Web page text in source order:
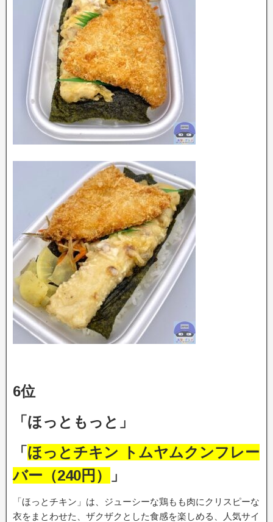
6位
「ほっともっと」
「 ほっとチキン トムヤムクンフレー
バー（240円）
」
「ほっとチキン」は、ジューシーな鶏もも肉にクリスピーな
衣をまとわせた、ザクザクとした食感を楽しめる、人気サイ